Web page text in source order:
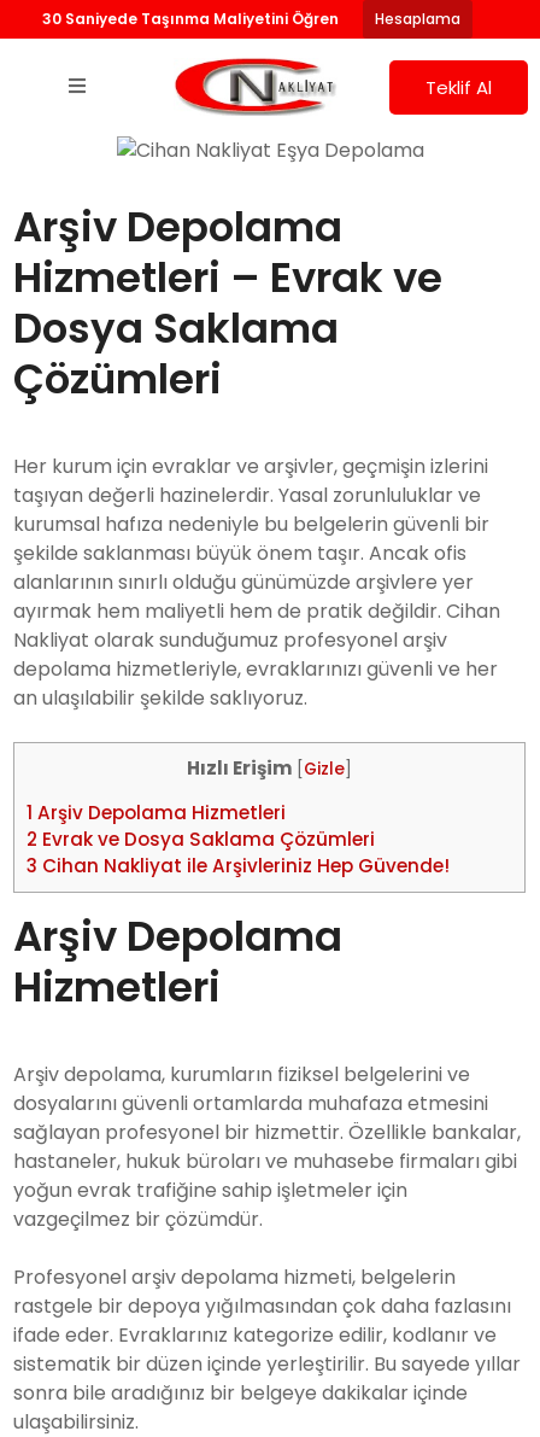
30 Saniyede Taşınma Maliyetini Öğren Hesaplama
Teklif Al
Arşiv Depolama
Hizmetleri – Evrak ve
Dosya Saklama
Çözümleri
Her kurum için evraklar ve arşivler, geçmişin izlerini
taşıyan değerli hazinelerdir. Yasal zorunluluklar ve
kurumsal hafıza nedeniyle bu belgelerin güvenli bir
şekilde saklanması büyük önem taşır. Ancak ofis
alanlarının sınırlı olduğu günümüzde arşivlere yer
ayırmak hem maliyetli hem de pratik değildir. Cihan
Nakliyat olarak sunduğumuz profesyonel arşiv
depolama hizmetleriyle, evraklarınızı güvenli ve her
an ulaşılabilir şekilde saklıyoruz.
Hızlı Erişim Gizle
1 Arşiv Depolama Hizmetleri
2 Evrak ve Dosya Saklama Çözümleri
3 Cihan Nakliyat ile Arşivleriniz Hep Güvende!
Arşiv Depolama
Hizmetleri
Arşiv depolama, kurumların fiziksel belgelerini ve
dosyalarını güvenli ortamlarda muhafaza etmesini
sağlayan profesyonel bir hizmettir. Özellikle bankalar,
hastaneler, hukuk büroları ve muhasebe firmaları gibi
yoğun evrak trafiğine sahip işletmeler için
vazgeçilmez bir çözümdür.
Profesyonel arşiv depolama hizmeti, belgelerin
rastgele bir depoya yığılmasından çok daha fazlasını
ifade eder. Evraklarınız kategorize edilir, kodlanır ve
sistematik bir düzen içinde yerleştirilir. Bu sayede yıllar
sonra bile aradığınız bir belgeye dakikalar içinde
ulaşabilirsiniz.